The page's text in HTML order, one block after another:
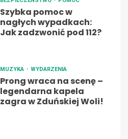
Szybka pomoc w
nagłych wypadkach:
Jak zadzwonić pod 112?
MUZYKA WYDARZENIA
Prong wraca na scenę –
legendarna kapela
zagra w Zduńskiej Woli!